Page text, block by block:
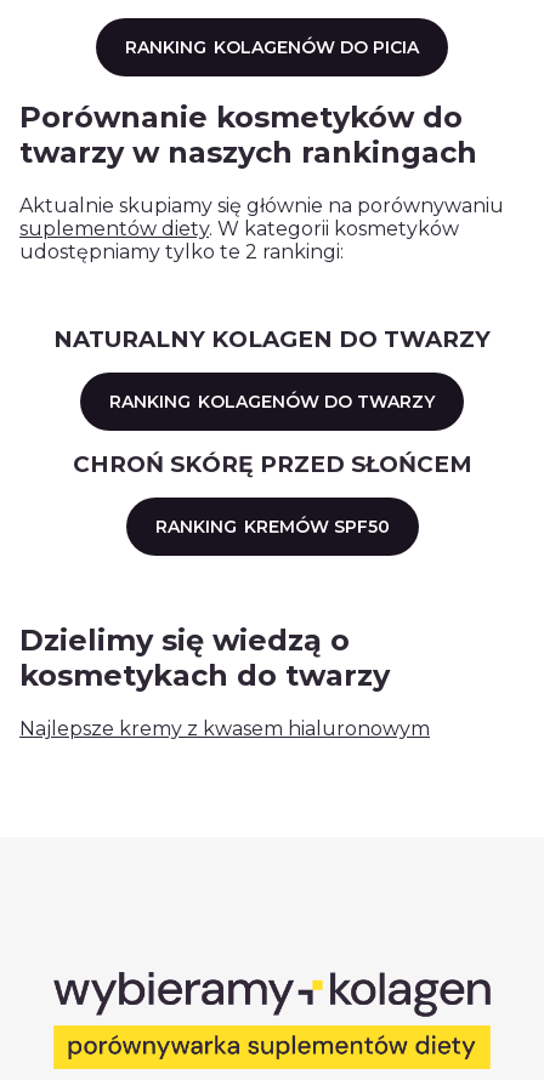
RANKING KOLAGENÓW DO PICIA
Porównanie kosmetyków do
twarzy w naszych rankingach
Aktualnie skupiamy się głównie na porównywaniu
suplementów diety. W kategorii kosmetyków
udostępniamy tylko te 2 rankingi:
NATURALNY KOLAGEN DO TWARZY
RANKING KOLAGENÓW DO TWARZY
CHROŃ SKÓRĘ PRZED SŁOŃCEM
RANKING KREMÓW SPF50
Dzielimy się wiedzą o
kosmetykach do twarzy
Najlepsze kremy z kwasem hialuronowym